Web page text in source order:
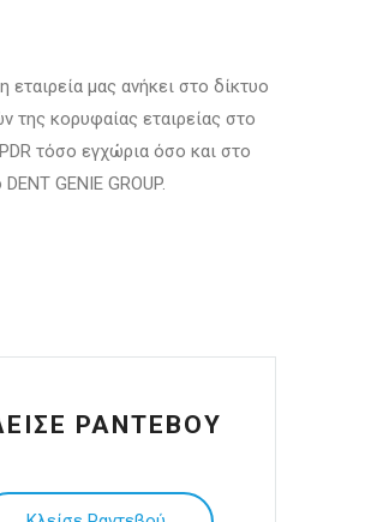
ΡΑΝΤΕΒΟΥ
εταιρεία μας ανήκει στο δίκτυο
της κορυφαίας εταιρείας στο
τόσο εγχώρια όσο και στο
GENIE GROUP.